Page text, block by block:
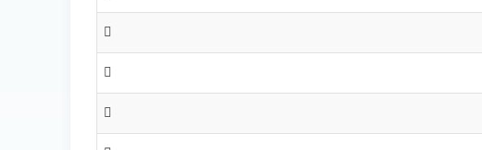
𦏍
𦏑
𦏕